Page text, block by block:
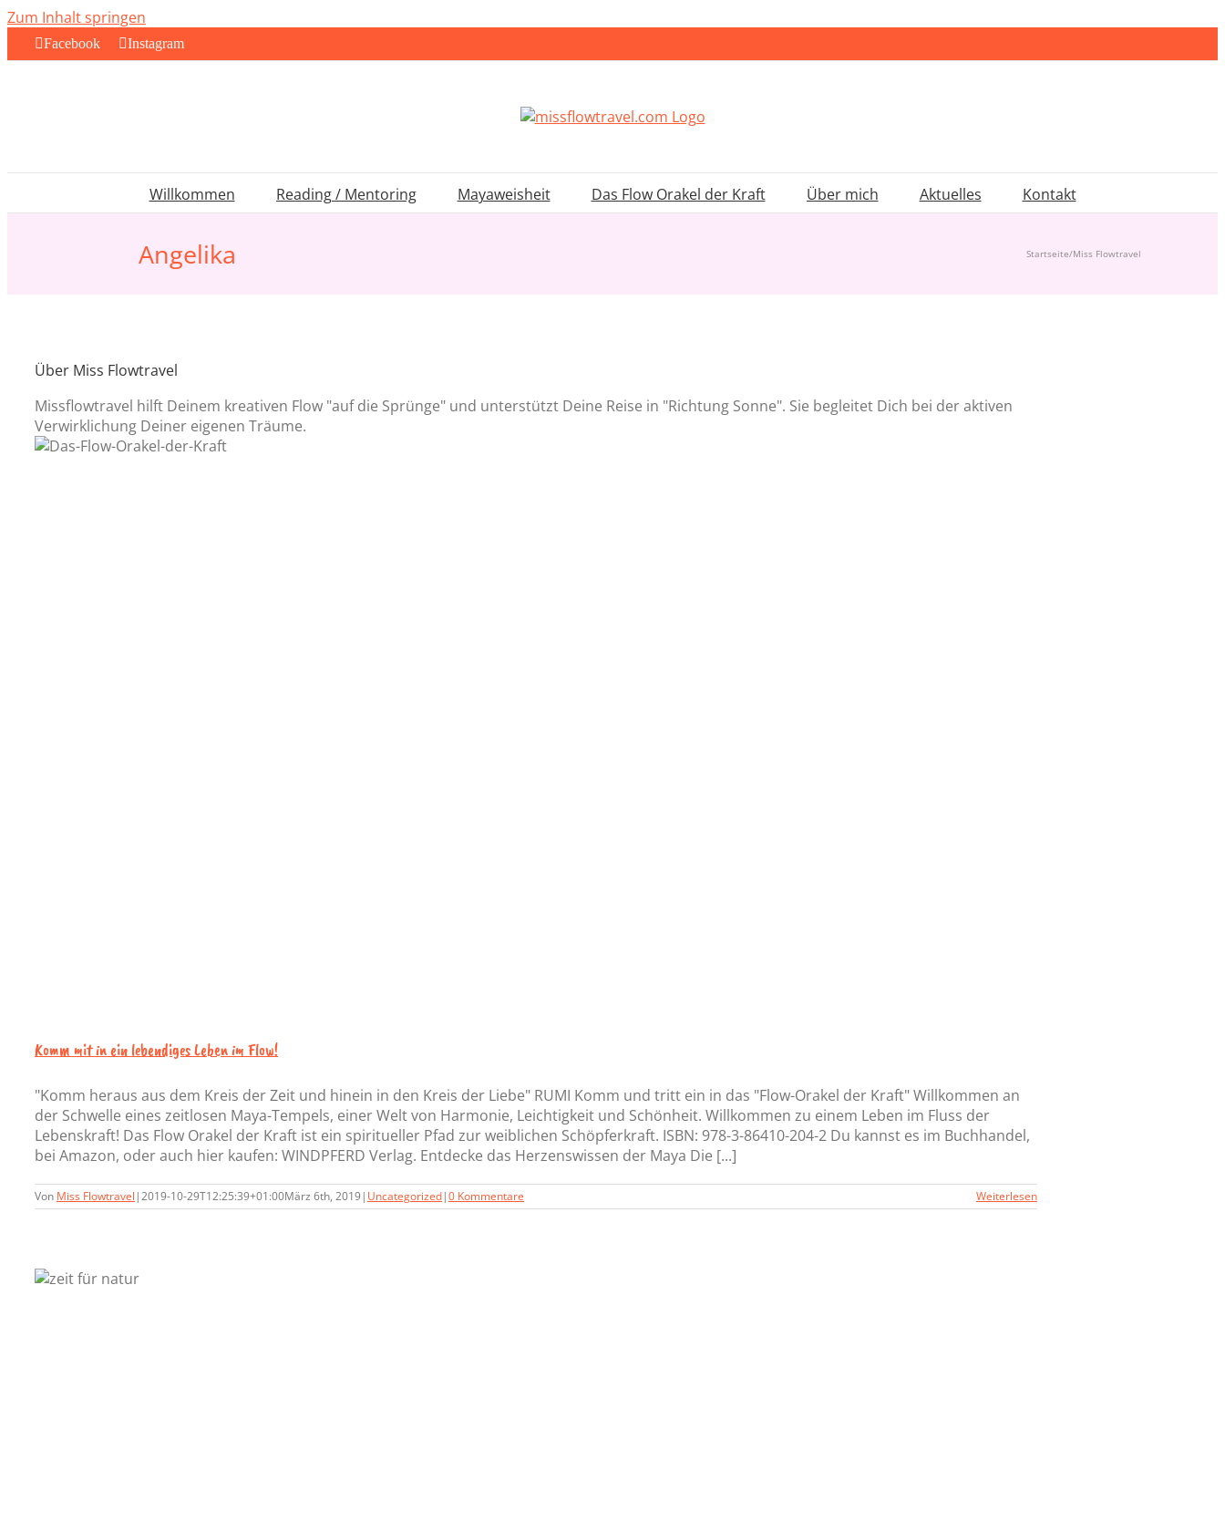
Zum Inhalt springen
Facebook Instagram
Willkommen Reading / Mentoring Mayaweisheit Das Flow Orakel der Kraft Über mich Aktuelles Kontakt
Angelika Startseite/Miss Flowtravel
Über Miss Flowtravel
Missflowtravel hilft Deinem kreativen Flow "auf die Sprünge" und unterstützt Deine Reise in "Richtung Sonne". Sie begleitet Dich bei der aktiven
Verwirklichung Deiner eigenen Träume.
Komm mit in ein lebendiges Leben im Flow!
"Komm heraus aus dem Kreis der Zeit und hinein in den Kreis der Liebe" RUMI Komm und tritt ein in das "Flow-Orakel der Kraft" Willkommen an
der Schwelle eines zeitlosen Maya-Tempels, einer Welt von Harmonie, Leichtigkeit und Schönheit. Willkommen zu einem Leben im Fluss der
Lebenskraft! Das Flow Orakel der Kraft ist ein spiritueller Pfad zur weiblichen Schöpferkraft. ISBN: 978-3-86410-204-2 Du kannst es im Buchhandel,
bei Amazon, oder auch hier kaufen: WINDPFERD Verlag. Entdecke das Herzenswissen der Maya Die [...]
Von Miss Flowtravel |2019-10-29T12:25:39+01:00März 6th, 2019| Uncategorized|0 Kommentare Weiterlesen